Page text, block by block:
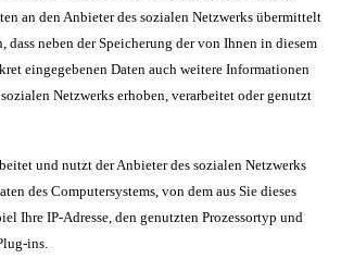
an den Anbieter des sozialen Netzwerks übermittelt
dass neben der Speicherung der von Ihnen in diesem
eingegebenen Daten auch weitere Informationen
Netzwerks erhoben, verarbeitet oder genutzt
und nutzt der Anbieter des sozialen Netzwerks
des Computersystems, von dem aus Sie dieses
Ihre IP-Adresse, den genutzten Prozessortyp und
ins.